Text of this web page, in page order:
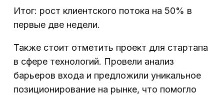
Итог: рост клиентского потока на 50% в
первые две недели.
Также стоит отметить проект для стартапа
в сфере технологий. Провели анализ
барьеров входа и предложили уникальное
позиционирование на рынке, что помогло